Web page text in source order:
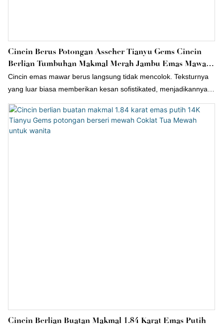
Cincin Berus Potongan Asscher Tianyu Gems Cincin
Berlian Tumbuhan Makmal Merah Jambu Emas Mawar
14k
Cincin emas mawar berus langsung tidak mencolok. Teksturnya
yang luar biasa memberikan kesan sofistikated, menjadikannya
sesuai sebagai cincin perkahwinan harian, cincin yang sepadan
atau barang kenang-kenangan. Memerlukan penyelenggaraan
yang minimum, ia merangkumi pendekatan praktikal untuk
Cincin Berlian Buatan Makmal 1.84 Karat Emas Putih